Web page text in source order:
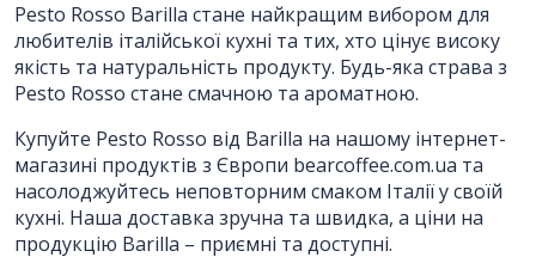
Pesto Rosso Barilla стане найкращим вибором для
любителів італійської кухні та тих, хто цінує високу
якість та натуральність продукту. Будь-яка страва з
Pesto Rosso стане смачною та ароматною.
Купуйте Pesto Rosso від Barilla на нашому інтернет-
магазині продуктів з Європи bearcoffee.com.ua та
насолоджуйтесь неповторним смаком Італії у своїй
кухні. Наша доставка зручна та швидка, а ціни на
продукцію Barilla – приємні та доступні.
Номер телефону*:
Повідомлення*: